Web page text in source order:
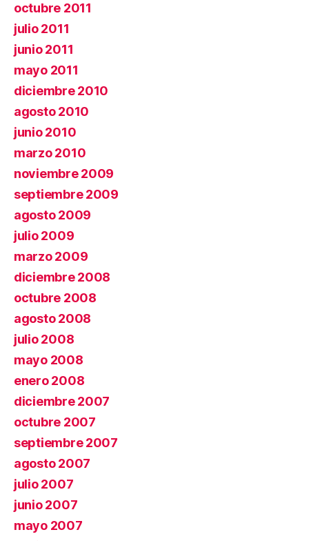
octubre 2011
julio 2011
junio 2011
mayo 2011
diciembre 2010
agosto 2010
junio 2010
marzo 2010
noviembre 2009
septiembre 2009
agosto 2009
julio 2009
marzo 2009
diciembre 2008
octubre 2008
agosto 2008
julio 2008
mayo 2008
enero 2008
diciembre 2007
octubre 2007
septiembre 2007
agosto 2007
julio 2007
junio 2007
mayo 2007